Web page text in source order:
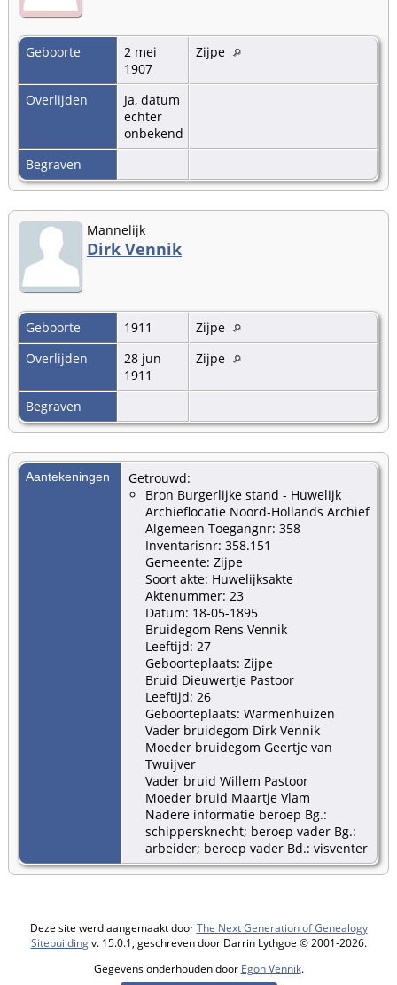
Geboorte
2 mei
1907
Zijpe
Overlijden
Ja, datum
echter
onbekend
Begraven
Mannelijk
Dirk Vennik
Geboorte 1911
Zijpe
Overlijden
28 jun
1911
Zijpe
Begraven
Aantekeningen
Getrouwd:
Bron Burgerlijke stand - Huwelijk
Archieflocatie Noord-Hollands Archief
Algemeen Toegangnr: 358
Inventarisnr: 358.151
Gemeente: Zijpe
Soort akte: Huwelijksakte
Aktenummer: 23
Datum: 18-05-1895
Bruidegom Rens Vennik
Leeftijd: 27
Geboorteplaats: Zijpe
Bruid Dieuwertje Pastoor
Leeftijd: 26
Geboorteplaats: Warmenhuizen
Vader bruidegom Dirk Vennik
Moeder bruidegom Geertje van
Twuijver
Vader bruid Willem Pastoor
Moeder bruid Maartje Vlam
Nadere informatie beroep Bg.:
schippersknecht; beroep vader Bg.:
arbeider; beroep vader Bd.: visventer
Deze site werd aangemaakt doorThe Next Generation of Genealogy
Sitebuildingv. 15.0.1, geschreven door Darrin Lythgoe © 2001-2026.
Gegevens onderhouden door Egon Vennik.